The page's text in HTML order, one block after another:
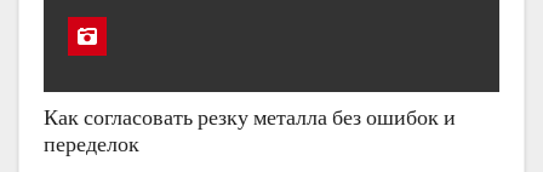
Как согласовать резку металла без ошибок и
переделок